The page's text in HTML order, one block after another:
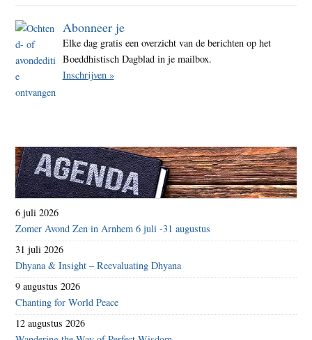
Abonneer je
Elke dag gratis een overzicht van de berichten op het
Boeddhistisch Dagblad in je mailbox.
Inschrijven »
6 juli 2026
Zomer Avond Zen in Arnhem 6 juli -31 augustus
31 juli 2026
Dhyana & Insight – Reevaluating Dhyana
9 augustus 2026
Chanting for World Peace
12 augustus 2026